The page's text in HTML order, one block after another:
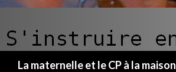
La maternelle et le CP à la maison